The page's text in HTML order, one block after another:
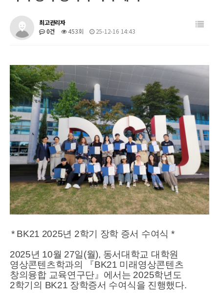
최고관리자
0건
453회 25-12-16 14:43
* BK21 2025년 2학기 장학 증서 수여식 *
2025년 10월 27일(월), 동서대학교 대학원
영상콘텐츠학과의 『BK21 미래영상콘텐츠
창의융합 교육연구단』에서는 2025학년도
2학기의 BK21 장학증서 수여식을 진행했다.